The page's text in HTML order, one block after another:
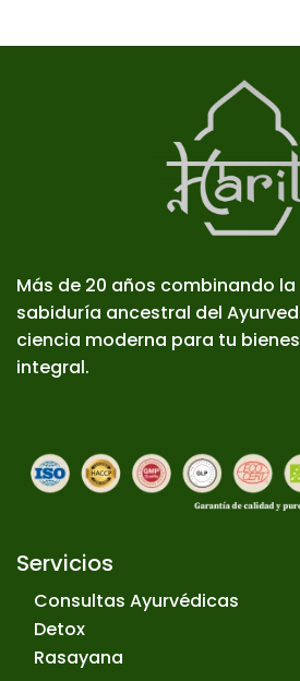
Más de 20 años combinando la
sabiduría ancestral del
ciencia moderna para tu
integral.
Servicios
Consultas Ayurvédicas
Detox
Rasayana